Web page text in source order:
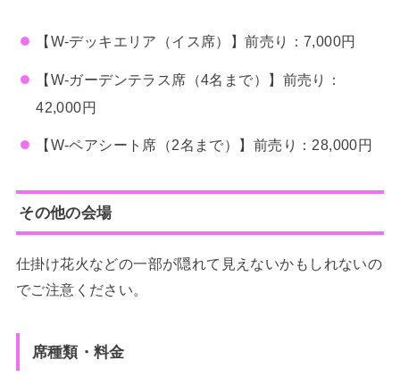
【W-デッキエリア（イス席）】前売り：7,000円
【W-ガーデンテラス席（4名まで）】前売り：
42,000円
【W-ペアシート席（2名まで）】前売り：28,000円
その他の会場
仕掛け花火などの一部が隠れて見えないかもしれないの
でご注意ください。
席種類・料金